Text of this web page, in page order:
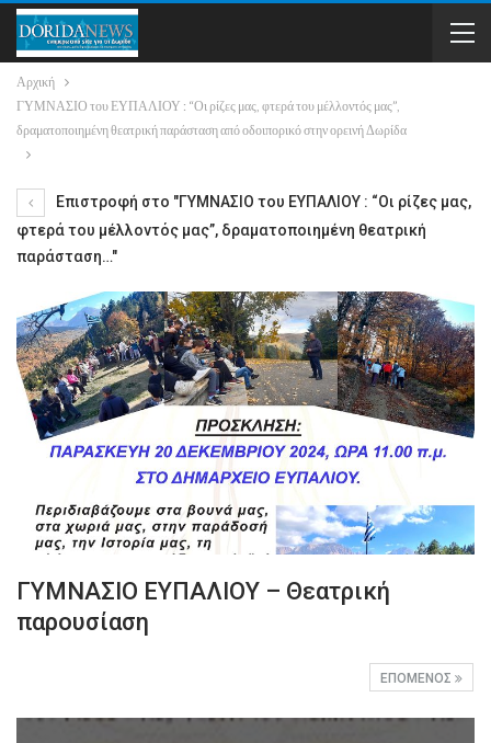
Αρχική
ΓΥΜΝΑΣΙΟ του ΕΥΠΑΛΙΟΥ : “Οι ρίζες μας, φτερά του μέλλοντός μας”,
δραματοποιημένη θεατρική παράσταση από οδοιπορικό στην ορεινή Δωρίδα
Επιστροφή στο "ΓΥΜΝΑΣΙΟ του ΕΥΠΑΛΙΟΥ : “Οι ρίζες μας,
φτερά του μέλλοντός μας”, δραματοποιημένη θεατρική
παράσταση…"
ΓΥΜΝΑΣΙΟ ΕΥΠΑΛΙΟΥ – Θεατρική
παρουσίαση
ΕΠΌΜΕΝΟΣ